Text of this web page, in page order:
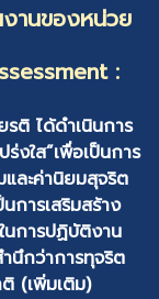
งานของหน่วย
:
ติ ได้ดำเนินการ
งใส”เพื่อเป็นการ
ละค่านิยมสุจริต
การเสริมสร้าง
การปฏิบัติงาน
นึกว่าการทุจริต
(เพิ่มเติม)